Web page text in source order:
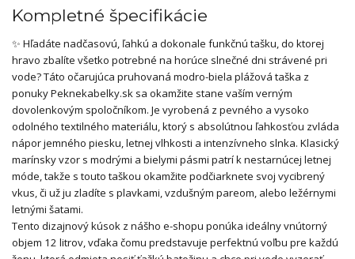
Kompletné špecifikácie
✨ Hľadáte nadčasovú, ľahkú a dokonale funkčnú tašku, do ktorej
hravo zbalíte všetko potrebné na horúce slnečné dni strávené pri
vode? Táto očarujúca pruhovaná modro-biela plážová taška z
ponuky Peknekabelky.sk sa okamžite stane vaším verným
dovolenkovým spoločníkom. Je vyrobená z pevného a vysoko
odolného textilného materiálu, ktorý s absolútnou ľahkosťou zvláda
nápor jemného piesku, letnej vlhkosti a intenzívneho slnka. Klasický
marínsky vzor s modrými a bielymi pásmi patrí k nestarnúcej letnej
móde, takže s touto taškou okamžite podčiarknete svoj vycibrený
vkus, či už ju zladíte s plavkami, vzdušným pareom, alebo ležérnymi
letnými šatami.
Tento dizajnový kúsok z nášho e-shopu ponúka ideálny vnútorný
objem 12 litrov, vďaka čomu predstavuje perfektnú voľbu pre každú